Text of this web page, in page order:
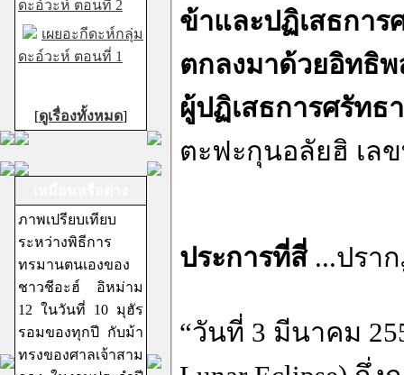
ดะอ์วะห์ ตอนที่ 2
เผยอะกีดะห์กลุ่ม
ดะอ์วะห์ ตอนที่ 1
[ดูเรื่องทั้งหมด]
ภาพเปรียบเทียบ
ระหว่างพิธีการ
ทรมานตนเองของ
ชาวชีอะฮ์ อิหม่าม
12 ในวันที่ 10 มุฮัร
รอมของทุกปี กับม้า
ทรงของศาลเจ้าสาม
ข้าและปฏิเสธการ
ตกลงมาด้วยอิทธิ
ผู้ปฏิเสธการศรัท
ตะฟะกุนอลัยฮิ เล
ประการที่สี่...ปรา
“วันที่ 3 มีนาคม